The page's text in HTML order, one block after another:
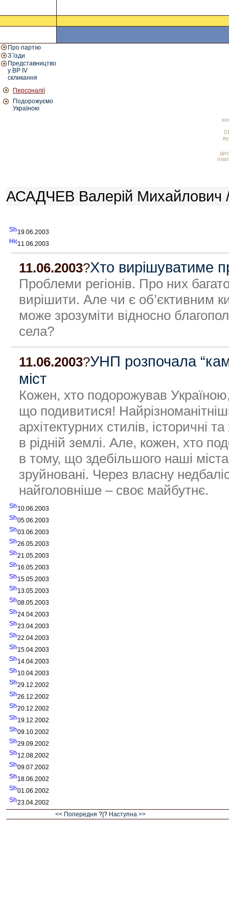
Про партію
З`їзди
Представництво
у ВР IV
скликання
Персоналії
Подорожуємо
Україною
АСАДЧЕВ Валерій Михайлович
19.06.2003
11.06.2003
11.06.2003?Хто вирішуватиме
Проблеми регіонів. Про них
вирішити. Але чи є об’єктивним
може зрозуміти відносно
села?
11.06.2003?УНП розпочала
міст
Кожен, хто подорожував
що подивитися!
архітектурних стилів, історичні
в рідній землі. Але, кожен, хто
в тому, що здебільшого наші
зруйновані. Через власну
найголовніше – своє майбутнє.
10.06.2003
05.06.2003
03.06.2003
26.05.2003
21.05.2003
16.05.2003
15.05.2003
13.05.2003
08.05.2003
24.04.2003
23.04.2003
22.04.2003
15.04.2003
14.04.2003
10.04.2003
29.12.2002
26.12.2002
20.12.2002
19.12.2002
09.10.2002
29.09.2002
12.08.2002
09.07.2002
18.06.2002
01.06.2002
23.04.2002
<< Попередня ?|? Наступна >>